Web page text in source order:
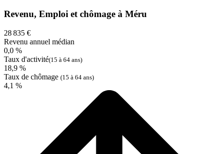
Revenu, Emploi et chômage à Méru
28 835 €
Revenu annuel médian
0,0 %
Taux d'activité(15 à 64 ans)
18,9 %
Taux de chômage (15 à 64 ans)
4,1 %